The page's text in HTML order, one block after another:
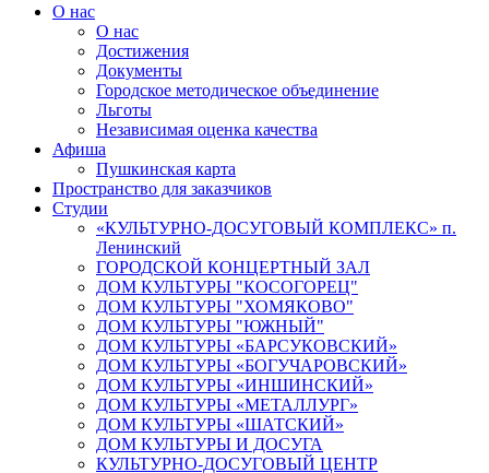
О нас
О нас
Достижения
Документы
Городское методическое объединение
Льготы
Независимая оценка качества
Афиша
Пушкинская карта
Пространство для заказчиков
Студии
«КУЛЬТУРНО-ДОСУГОВЫЙ КОМПЛЕКС» п.
Ленинский
ГОРОДСКОЙ КОНЦЕРТНЫЙ ЗАЛ
ДОМ КУЛЬТУРЫ "КОСОГОРЕЦ"
ДОМ КУЛЬТУРЫ "ХОМЯКОВО"
ДОМ КУЛЬТУРЫ "ЮЖНЫЙ"
ДОМ КУЛЬТУРЫ «БАРСУКОВСКИЙ»
ДОМ КУЛЬТУРЫ «БОГУЧАРОВСКИЙ»
ДОМ КУЛЬТУРЫ «ИНШИНСКИЙ»
ДОМ КУЛЬТУРЫ «МЕТАЛЛУРГ»
ДОМ КУЛЬТУРЫ «ШАТСКИЙ»
ДОМ КУЛЬТУРЫ И ДОСУГА
КУЛЬТУРНО-ДОСУГОВЫЙ ЦЕНТР